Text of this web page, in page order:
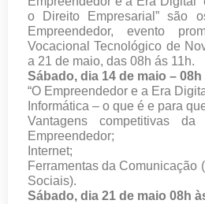
o Direito Empresarial” são
Empreendedor, evento
Vocacional Tecnológico de
a 21 de maio, das 08h ás 11h.
Sábado, dia 14 de maio – 08h
“O Empreendedor e a Era
Informática – o que é e para
Vantagens competitivas
Empreendedor;
Internet;
Ferramentas da Comunicação
Sociais).
Sábado, dia 21 de maio 08h